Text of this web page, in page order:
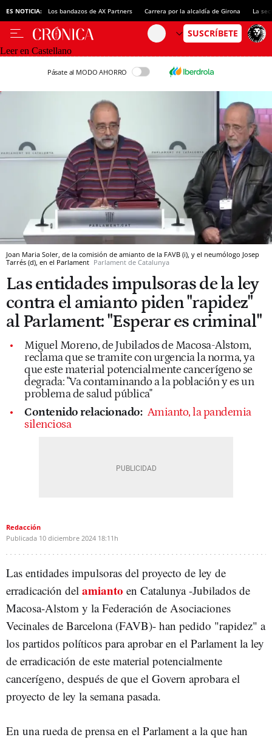
ES NOTICIA: Los bandazos de AX Partners Carrera por la alcaldía de Girona La
Leer en Castellano
Pásate al MODO AHORRO
Joan Maria Soler, de la comisión de amianto de la FAVB (i), y el neumólogo Josep
Tarrés (d), en el Parlament Parlament de Catalunya
Las entidades impulsoras de la ley
contra el amianto piden "rapidez"
al Parlament: "Esperar es criminal"
Miguel Moreno, de Jubilados de Macosa-Alstom,
reclama que se tramite con urgencia la norma, ya
que este material potencialmente cancerígeno se
degrada: "Va contaminando a la población y es un
problema de salud pública"
Contenido relacionado: Amianto, la pandemia
silenciosa
Redacción
Publicada 10 diciembre 2024 18:11h
Las entidades impulsoras del proyecto de ley de
erradicación del amianto en Catalunya -Jubilados de
Macosa-Alstom y la Federación de Asociaciones
Vecinales de Barcelona (FAVB)- han pedido "rapidez" a
los partidos políticos para aprobar en el Parlament la ley
de erradicación de este material potencialmente
cancerígeno, después de que el Govern aprobara el
proyecto de ley la semana pasada.
En una rueda de prensa en el Parlament a la que han